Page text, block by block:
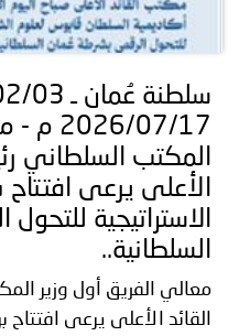
2026/
المكتب السلطاني
الأعلى يرعى افتتاح
الاستراتيجية
السلطانية..
معالي الفريق أول وزير
القائد الأعلى يرعى افتتاح